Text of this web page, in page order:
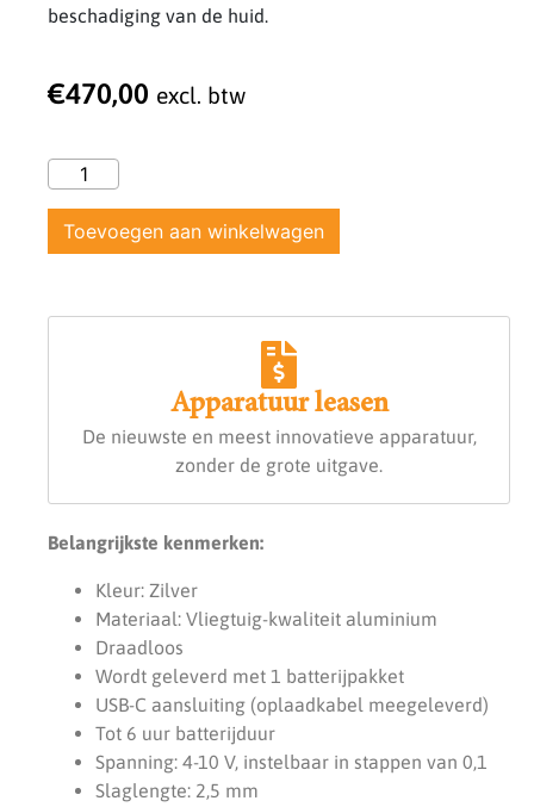
beschadiging van de huid.
€470,00 excl. btw
Toevoegen aan winkelwagen
Apparatuur leasen
De nieuwste en meest innovatieve apparatuur,
zonder de grote uitgave.
Belangrijkste kenmerken:
Kleur: Zilver
Materiaal: Vliegtuig-kwaliteit aluminium
Draadloos
Wordt geleverd met 1 batterijpakket
USB-C aansluiting (oplaadkabel meegeleverd)
Tot 6 uur batterijduur
Spanning: 4-10 V, instelbaar in stappen van 0,1
Slaglengte: 2,5 mm